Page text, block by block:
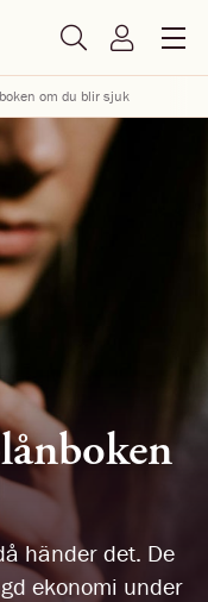
om du blir sjuk
händer det. De
ekonomi under